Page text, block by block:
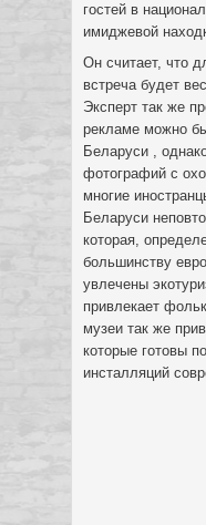
гостей в
имиджевой
Он считает, что
встреча будет
Эксперт так же
рекламе можно
Беларуси ,
фотографий с
многие
Беларуси
которая,
большинству
увлечены
привлекает
музеи так же
которые готовы
инсталляций